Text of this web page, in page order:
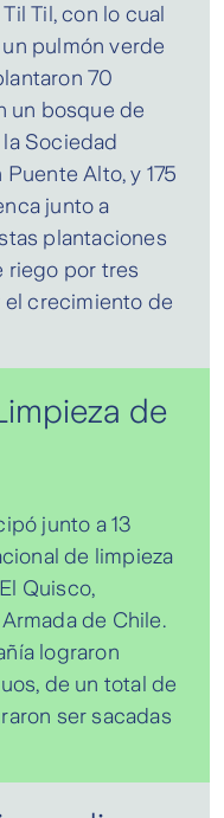
Til, con lo cual
pulmón verde
70
un bosque de
Sociedad
Alto, y 175
junto a
plantaciones
riego por tres
el crecimiento de
de
junto a 13
de limpieza
Quisco,
de Chile.
lograron
de un total de
ser sacadas